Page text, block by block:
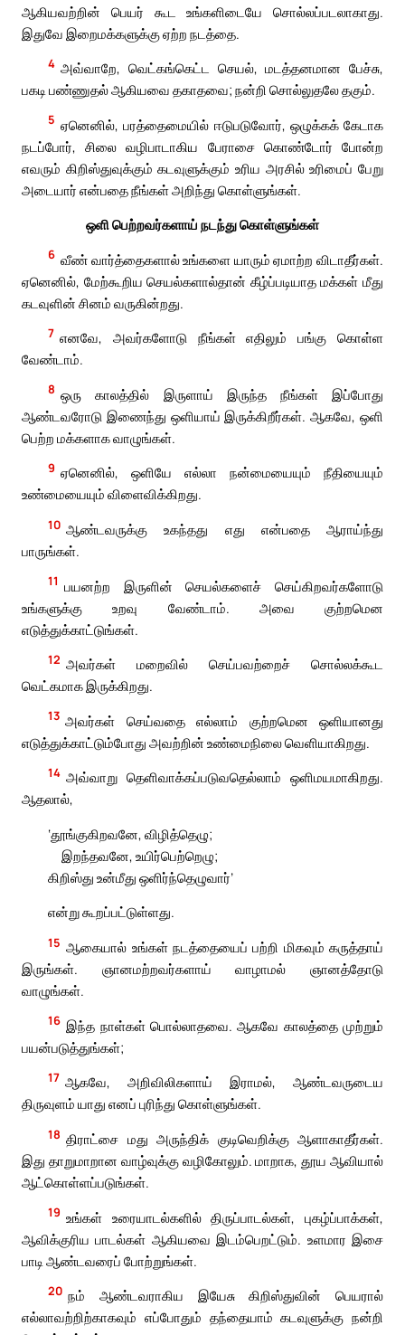
ஆகியவற்றின் பெயர் கூட உங்களிடையே சொல்லப்படலாகாது.
இதுவே இறைமக்களுக்கு ஏற்ற நடத்தை.
4 அவ்வாறே, வெட்கங்கெட்ட செயல், மடத்தனமான பேச்சு,
பகடி பண்ணுதல் ஆகியவை தகாதவை; நன்றி சொல்லுதலே தகும்.
5 ஏனெனில், பரத்தைமையில் ஈடுபடுவோர், ஒழுக்கக் கேடாக
நடப்போர், சிலை வழிபாடாகிய பேராசை கொண்டோர் போன்ற
எவரும் கிறிஸ்துவுக்கும் கடவுளுக்கும் உரிய அரசில் உரிமைப் பேறு
அடையார் என்பதை நீங்கள் அறிந்து கொள்ளுங்கள்.
ஒளி பெற்றவர்களாய் நடந்து கொள்ளுங்கள்
6 வீண் வார்த்தைகளால் உங்களை யாரும் ஏமாற்ற விடாதீர்கள்.
ஏனெனில், மேற்கூறிய செயல்களால்தான் கீழ்ப்படியாத மக்கள் மீது
கடவுளின் சினம் வருகின்றது.
7 எனவே, அவர்களோடு நீங்கள் எதிலும் பங்கு கொள்ள
வேண்டாம்.
8 ஒரு காலத்தில் இருளாய் இருந்த நீங்கள் இப்போது
ஆண்டவரோடு இணைந்து ஒளியாய் இருக்கிறீர்கள். ஆகவே, ஒளி
பெற்ற மக்களாக வாழுங்கள்.
9 ஏனெனில், ஒளியே எல்லா நன்மையையும் நீதியையும்
உண்மையையும் விளைவிக்கிறது.
10 ஆண்டவருக்கு உகந்தது எது என்பதை ஆராய்ந்து
பாருங்கள்.
11 பயனற்ற இருளின் செயல்களைச் செய்கிறவர்களோடு
உங்களுக்கு உறவு வேண்டாம். அவை குற்றமென
எடுத்துக்காட்டுங்கள்.
12 அவர்கள் மறைவில் செய்பவற்றைச் சொல்லக்கூட
வெட்கமாக இருக்கிறது.
13 அவர்கள் செய்வதை எல்லாம் குற்றமென ஒளியானது
எடுத்துக்காட்டும்போது அவற்றின் உண்மைநிலை வெளியாகிறது.
14 அவ்வாறு தெளிவாக்கப்படுவதெல்லாம் ஒளிமயமாகிறது.
ஆதலால்,
‘தூங்குகிறவனே, விழித்தெழு;
இறந்தவனே, உயிர்பெற்றெழு;
கிறிஸ்து உன்மீது ஒளிர்ந்தெழுவார்’
என்று கூறப்பட்டுள்ளது.
15 ஆகையால் உங்கள் நடத்தையைப் பற்றி மிகவும் கருத்தாய்
இருங்கள். ஞானமற்றவர்களாய் வாழாமல் ஞானத்தோடு
வாழுங்கள்.
16 இந்த நாள்கள் பொல்லாதவை. ஆகவே காலத்தை முற்றும்
பயன்படுத்துங்கள்;
17 ஆகவே, அறிவிலிகளாய் இராமல், ஆண்டவருடைய
திருவுளம் யாது எனப் புரிந்து கொள்ளுங்கள்.
18 திராட்சை மது அருந்திக் குடிவெறிக்கு ஆளாகாதீர்கள்.
இது தாறுமாறான வாழ்வுக்கு வழிகோலும். மாறாக, தூய ஆவியால்
ஆட்கொள்ளப்படுங்கள்.
19 உங்கள் உரையாடல்களில் திருப்பாடல்கள், புகழ்ப்பாக்கள்,
ஆவிக்குரிய பாடல்கள் ஆகியவை இடம்பெறட்டும். உளமார இசை
பாடி ஆண்டவரைப் போற்றுங்கள்.
20 நம் ஆண்டவராகிய இயேசு கிறிஸ்துவின் பெயரால்
எல்லாவற்றிற்காகவும் எப்போதும் தந்தையாம் கடவுளுக்கு நன்றி